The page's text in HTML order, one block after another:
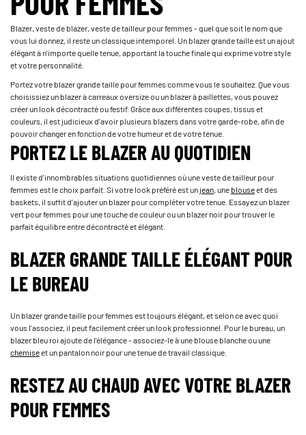
Blazer, veste de blazer, veste de tailleur pour femmes - quel que soit le nom que
vous lui donnez, il reste un classique intemporel. Un blazer grande taille est un ajout
élégant à n'importe quelle tenue, apportant la touche finale qui exprime votre style
et votre personnalité.
Portez votre blazer grande taille pour femmes comme vous le souhaitez. Que vous
choisissiez un blazer à carreaux oversize ou un blazer à paillettes, vous pouvez
créer un look décontracté ou festif. Grâce aux différentes coupes, tissus et
couleurs, il est judicieux d'avoir plusieurs blazers dans votre garde-robe, afin de
pouvoir changer en fonction de votre humeur et de votre tenue.
PORTEZ LE BLAZER AU QUOTIDIEN
Il existe d'innombrables situations quotidiennes où une veste de tailleur pour
femmes est le choix parfait. Si votre look préféré est unjean, uneblouseet des
baskets, il suffit d'ajouter un blazer pour compléter votre tenue. Essayez un blazer
vert pour femmes pour une touche de couleur ou un blazer noir pour trouver le
parfait équilibre entre décontracté et élégant.
BLAZER GRANDE TAILLE ÉLÉGANT POUR
LE BUREAU
Un blazer grande taille pour femmes est toujours élégant, et selon ce avec quoi
vous l'associez, il peut facilement créer un look professionnel. Pour le bureau, un
blazer bleu roi ajoute de l'élégance - associez-le à une blouse blanche ou une
chemiseet un pantalon noir pour une tenue de travail classique.
RESTEZ AU CHAUD AVEC VOTRE BLAZER
POUR FEMMES